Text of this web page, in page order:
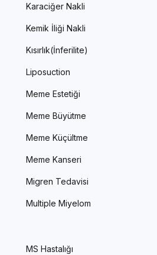
Karaciğer Nakli
Kemik İliği Nakli
Kısırlık(İnferilite)
Liposuction
Meme Estetiği
Meme Büyütme
Meme Küçültme
Meme Kanseri
Migren Tedavisi
Multiple Miyelom
MS Hastalığı